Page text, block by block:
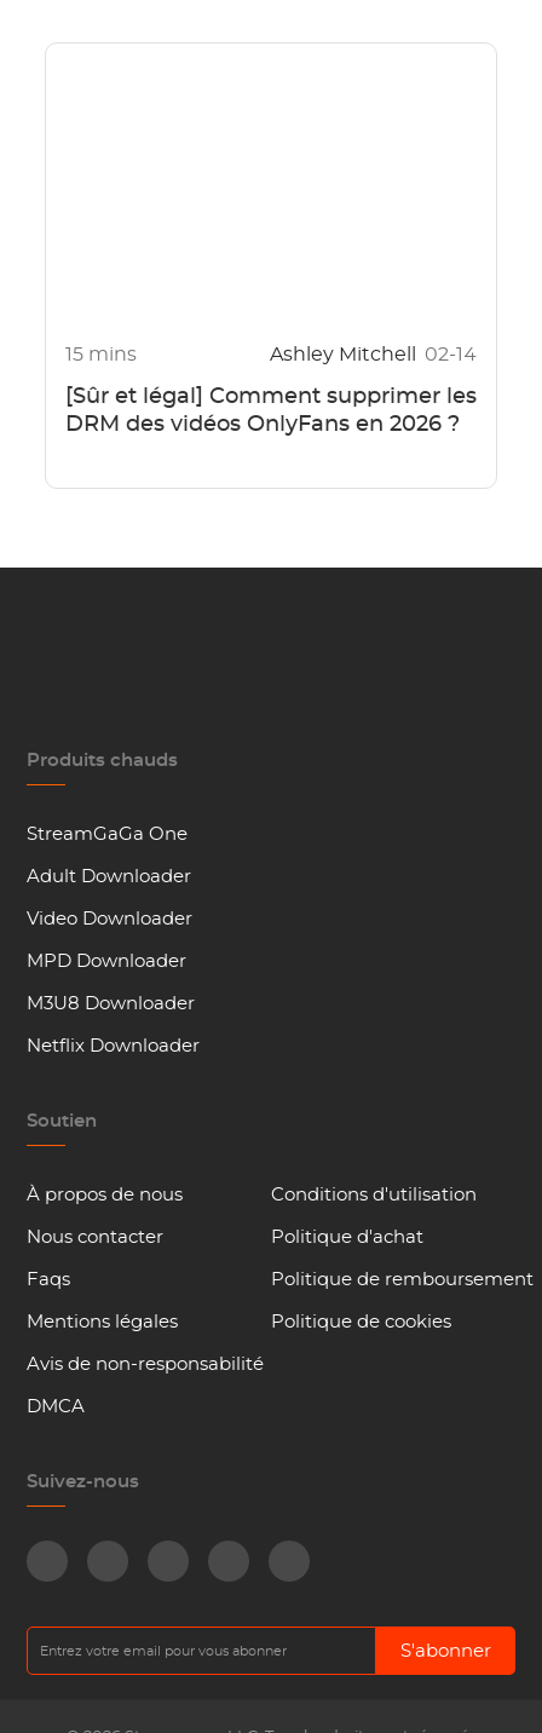
15 mins Ashley Mitchell 02-14
[Sûr et légal] Comment supprimer les
DRM des vidéos OnlyFans en 2026 ?
Produits chauds
StreamGaGa One
Adult Downloader
Video Downloader
MPD Downloader
M3U8 Downloader
Netflix Downloader
Soutien
À propos de nous
Nous contacter
Faqs
Mentions légales
Avis de non-responsabilité
DMCA
Conditions d'utilisation
Politique d'achat
Politique de remboursement
Politique de cookies
Suivez-nous
S'abonner